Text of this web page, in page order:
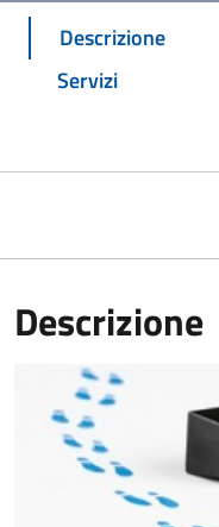
Descrizione
Servizi
Descrizione